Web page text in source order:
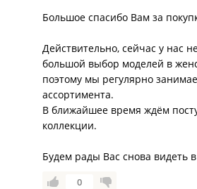
Большое спасибо Вам за
Действительно, сейчас у нас
большой выбор моделей в
поэтому мы регулярно
ассортимента.
В ближайшее время ждём
коллекции.
Будем рады Вас снова видеть
0